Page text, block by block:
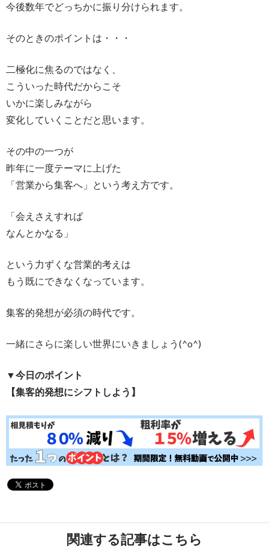
今後数年でどっちかに振り分けられます。
そのときのポイントは・・・
二極化に焦るのではなく、
こういった時代だからこそ
いかに楽しみながら
変化していくことだと思います。
その中の一つが
昨年に一度テーマに上げた
「営業から集客へ」という考え方です。
「会えさえすれば
なんとかなる」
という力ずくな営業的考えは
もう既にできなくなっています。
集客的発想が必須の時代です。
一緒にさらに楽しい世界にいきましょう(^o^)
▼今日のポイント
【集客的発想にシフトしよう】
関連する記事はこちら